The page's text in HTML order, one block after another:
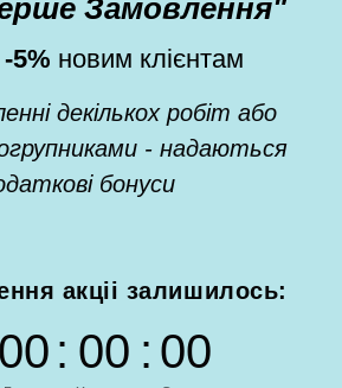
Замовлення"
-5% новим клієнтам
декількох робіт або
- надаються
бонуси
акціі залишилось:
00 : 00 : 00